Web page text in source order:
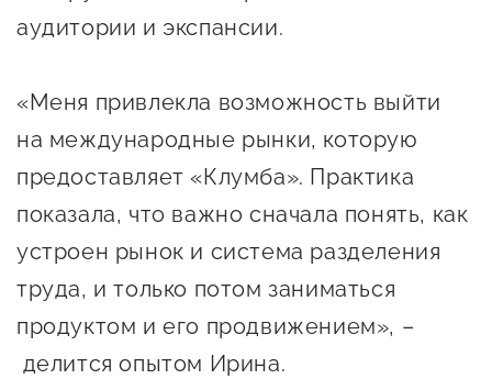
бизнеса
Каталог югорских франшиз
Инвестору
Самозанятому
Новости УФНС
Каталог грантов
предпринимателей
аудитории и экспансии.
«Меня привлекла возможность выйти
на международные рынки, которую
предоставляет «Клумба». Практика
показала, что важно сначала понять, как
устроен рынок и система разделения
труда, и только потом заниматься
продуктом и его продвижением», –
делится опытом Ирина.